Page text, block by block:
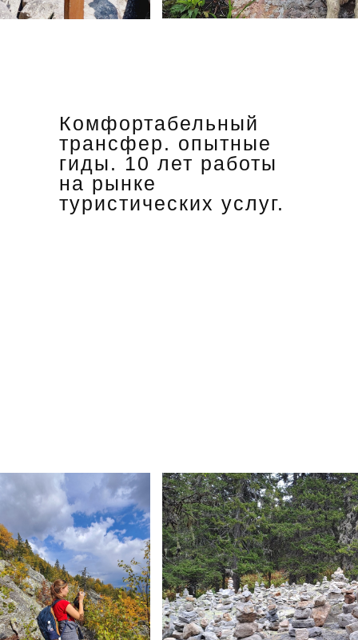
Комфортабельный
трансфер. опытные
гиды. 10 лет работы
на рынке
туристических услуг.